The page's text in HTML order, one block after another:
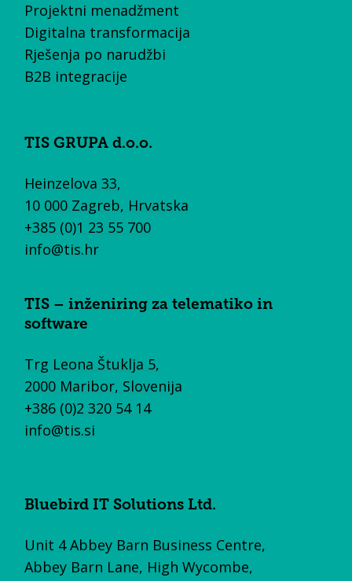
Projektni menadžment
Digitalna transformacija
Rješenja po narudžbi
B2B integracije
TIS GRUPA d.o.o.
Heinzelova 33,
10 000 Zagreb, Hrvatska
+385 (0)1 23 55 700
info@tis.hr
TIS – inženiring za telematiko in
software
Trg Leona Štuklja 5,
2000 Maribor, Slovenija
+386 (0)2 320 54 14
info@tis.si
Bluebird IT Solutions Ltd.
Unit 4 Abbey Barn Business Centre,
Abbey Barn Lane, High Wycombe,